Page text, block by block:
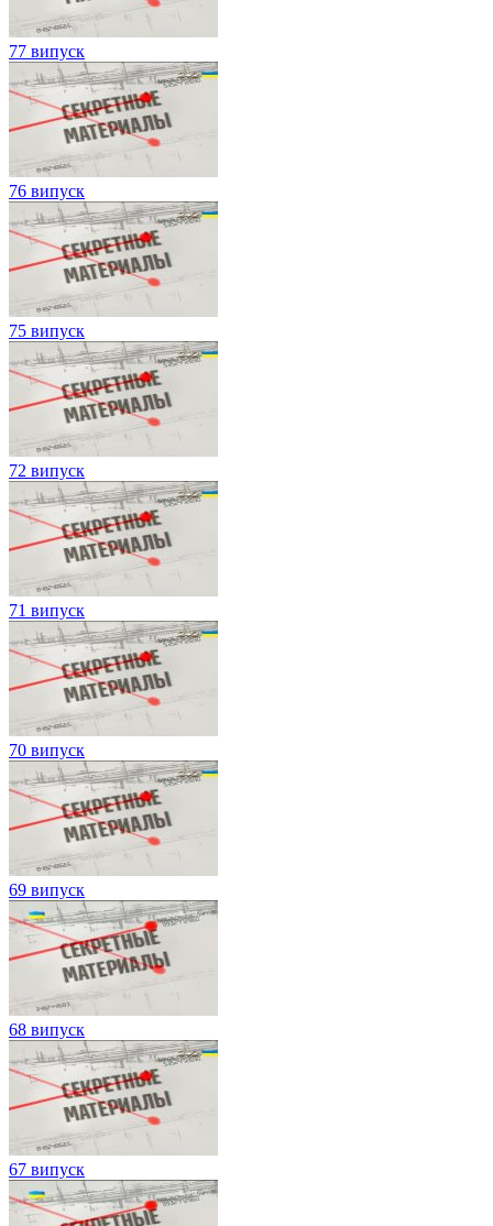
77 випуск
76 випуск
75 випуск
72 випуск
71 випуск
70 випуск
69 випуск
68 випуск
67 випуск